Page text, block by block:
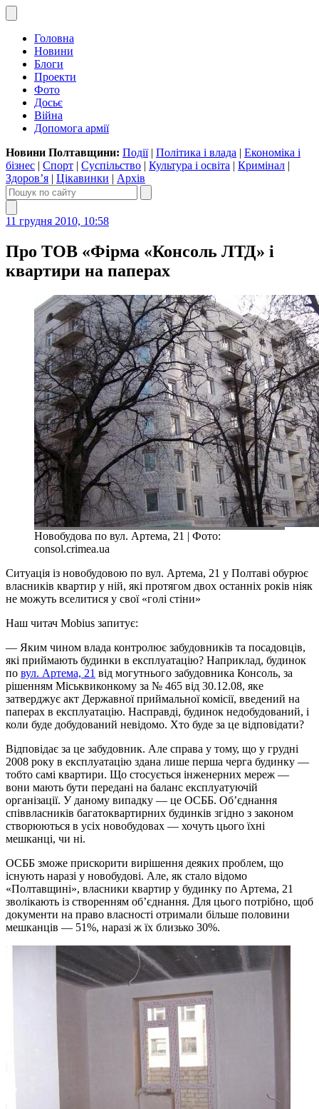
Головна
Новини
Блоги
Проекти
Фото
Досьє
Війна
Допомога армії
Новини Полтавщини: Події| Політика і влада | Економіка і
бізнес | Спорт | Суспільство | Культура і освіта | Кримінал |
Здоров’я | Цікавинки | Архів
11 грудня 2010, 10:58
Про ТОВ «Фірма «Консоль ЛТД» і
квартири на паперах
Новобудова по вул. Артема, 21 | Фото:
consol.crimea.ua
Ситуація із новобудовою по вул. Артема, 21 у Полтаві обурює
власників квартир у ній, які протягом двох останніх років ніяк
не можуть вселитися у свої «голі стіни»
Наш читач Mobius запитує:
— Яким чином влада контролює забудовників та посадовців,
які приймають будинки в експлуатацію? Наприклад, будинок
по вул. Артема, 21 від могутнього забудовника Консоль, за
рішенням Міськвиконкому за № 465 від 30.12.08, яке
затверджує акт Державної приймальної комісії, введений на
паперах в експлуатацію. Насправді, будинок недобудований, і
коли буде добудований невідомо. Хто буде за це відповідати?
Відповідає за це забудовник. Але справа у тому, що у грудні
2008 року в експлуатацію здана лише перша черга будинку —
тобто самі квартири. Що стосується інженерних мереж —
вони мають бути передані на баланс експлуатуючій
організації. У даному випадку — це ОСББ. Об’єднання
співвласників багатоквартирних будинків згідно з законом
створюються в усіх новобудовах — хочуть цього їхні
мешканці, чи ні.
ОСББ зможе прискорити вирішення деяких проблем, що
існують наразі у новобудові. Але, як стало відомо
«Полтавщині», власники квартир у будинку по Артема, 21
зволікають із створенням об’єднання. Для цього потрібно, щоб
документи на право власності отримали більше половини
мешканців — 51%, наразі ж їх близько 30%.